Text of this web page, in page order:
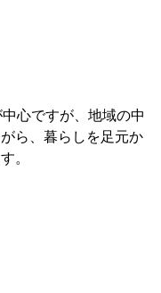
心ですが、地域の中
ら、暮らしを足元か
。